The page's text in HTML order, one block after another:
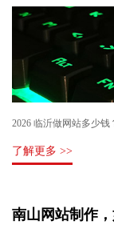
2026 临沂做网站多少钱
了解更多 >>
南山网站制作